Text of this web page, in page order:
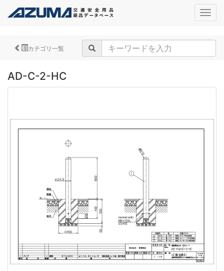
カテゴリ一覧
AD-C-2-HC